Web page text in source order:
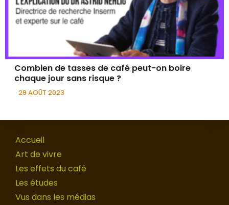
Combien de tasses de café peut-on boire
chaque jour sans risque ?
29 AOÛT 2023
Accueil
Art de vivre
Les effets du café
Les études
Vus dans les médias